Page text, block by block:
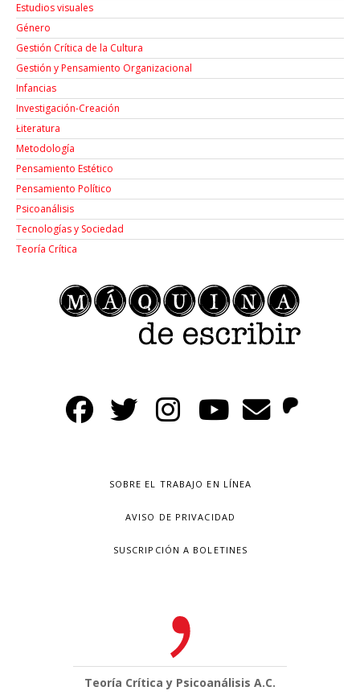
Estudios visuales
Género
Gestión Crítica de la Cultura
Gestión y Pensamiento Organizacional
Infancias
Investigación-Creación
Łiteratura
Metodología
Pensamiento Estético
Pensamiento Político
Psicoanálisis
Tecnologías y Sociedad
Teoría Crítica
SOBRE EL TRABAJO EN LÍNEA
AVISO DE PRIVACIDAD
SUSCRIPCIÓN A BOLETINES
Teoría Crítica y Psicoanálisis A.C.